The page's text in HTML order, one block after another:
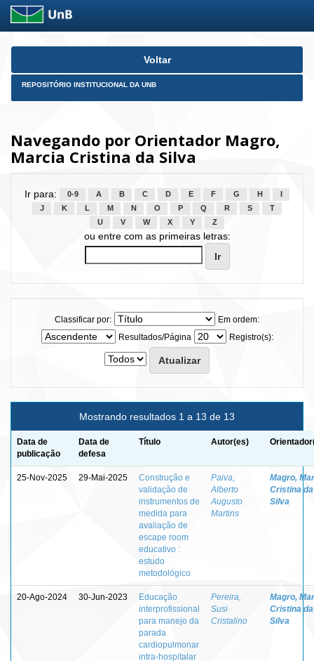
Skip
Voltar
REPOSITÓRIO INSTITUCIONAL DA UNB
Navegando por Orientador Magro,
Marcia Cristina da Silva
Ir para: 0-9 A B C D E F G H
J
K L M N O P Q R S
T
U
V W X Y Z
ou entre com as primeiras letras:
Classificar por:
Em ordem:
Resultados/Página
Registro(s):
Mostrando resultados 1 a 13 de 13
Data de
publicação
Data de
defesa
Título Autor(es)
25-Nov-2025 29-Mai-2025
Construção e
validação de
instrumentos de
medida para
avaliação de
escape room
educativo :
estudo
metodológico
Paiva,
Alberto
Augusto
Martins
Magro,
Cristina da
Silva
20-Ago-2024 30-Jun-2023
Educação
interprofissional
para manejo da
parada
cardiopulmonar
intra-hospitalar
Pereira,
Susi
Cristalino
Magro,
Cristina da
Silva